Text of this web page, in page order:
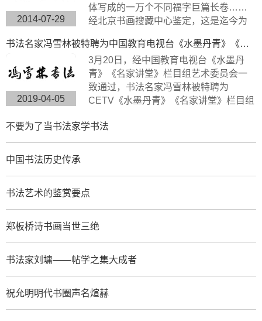
2014-07-29
体写成的一万个不同福字巨篇长卷……
经北京书画搜藏中心鉴定，这是迄今为
有很高的搜藏价值。浙江卫视拍摄组来
到杭州余杭径山风情小镇专门拍摄了此
次专题片。
书法名家冯雪林被特聘为中国教育电视台《水墨丹青》《名家讲堂》栏目组签约艺术家
2019-04-05
3月20日，经中国教育电视台《水墨丹
青》《名家讲堂》栏目组艺术委员会一
致通过，书法名家冯雪林被特聘为
CETV《水墨丹青》《名家讲堂》栏目组
青》是以“弘扬中华传统文化，传承水墨
艺术精髓”为宗旨，展示现代中国书画艺
不要为了当书法家学书法
中国书法历史传承
书法艺术的鉴赏要点
郑板桥诗书画当世三绝
书法家刘墉——帖学之集大成者
祝允明明代书圈声名煊赫